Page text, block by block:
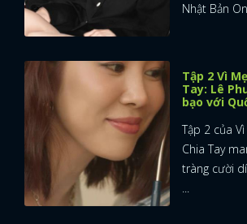
Nhật Bản
Tập 2 Vì
Tay: Lê
bạo với
Tập 2 của
Chia Tay
tràng cười
...